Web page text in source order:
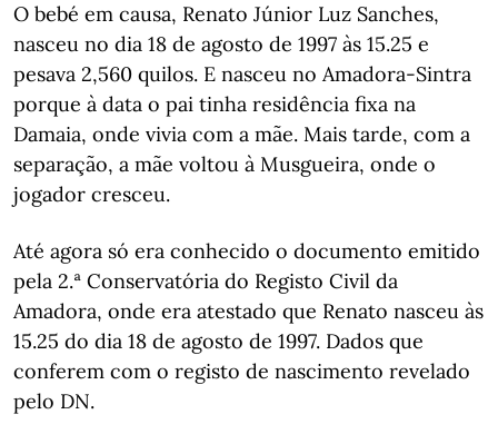
O bebé em causa, Renato Júnior Luz Sanches,
nasceu no dia 18 de agosto de 1997 às 15.25 e
pesava 2,560 quilos. E nasceu no Amadora-Sintra
porque à data o pai tinha residência fixa na
Damaia, onde vivia com a mãe. Mais tarde, com a
separação, a mãe voltou à Musgueira, onde o
jogador cresceu.
Até agora só era conhecido o documento emitido
pela 2.ª Conservatória do Registo Civil da
Amadora, onde era atestado que Renato nasceu às
15.25 do dia 18 de agosto de 1997. Dados que
conferem com o registo de nascimento revelado
pelo DN.